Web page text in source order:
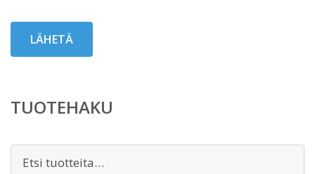
TUOTEHAKU